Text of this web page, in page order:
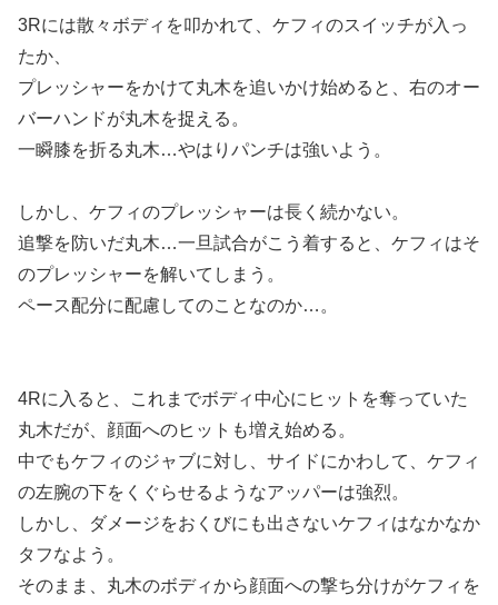
3Rには散々ボディを叩かれて、ケフィのスイッチが入っ
たか、
プレッシャーをかけて丸木を追いかけ始めると、右のオー
バーハンドが丸木を捉える。
一瞬膝を折る丸木…やはりパンチは強いよう。
しかし、ケフィのプレッシャーは長く続かない。
追撃を防いだ丸木…一旦試合がこう着すると、ケフィはそ
のプレッシャーを解いてしまう。
ペース配分に配慮してのことなのか…。
4Rに入ると、これまでボディ中心にヒットを奪っていた
丸木だが、顔面へのヒットも増え始める。
中でもケフィのジャブに対し、サイドにかわして、ケフィ
の左腕の下をくぐらせるようなアッパーは強烈。
しかし、ダメージをおくびにも出さないケフィはなかなか
タフなよう。
そのまま、丸木のボディから顔面への撃ち分けがケフィを